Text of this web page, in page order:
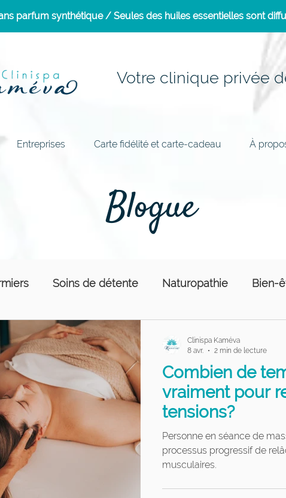
parfum synthétique / Seules des huiles essentielles sont
Votre clinique privée
Entreprises Carte fidélité et carte-cadeau À
Blogue
Soins de détente Naturopathie Bien-
humaines Prise de sang
de sang Soins podologiquesCombien de
vraiment pour
tensions?
Personne en séance de
processus progressif de
musculaires.
Clinispa Kaméva
8 avr.
2 min de lecture